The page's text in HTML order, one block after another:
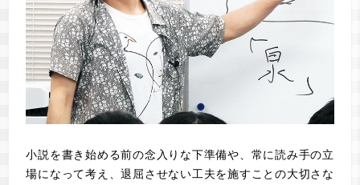
小説を書き始める前の念入りな下準備や、常に読み手の立
場になって考え、退屈させない工夫を施すことの大切さな